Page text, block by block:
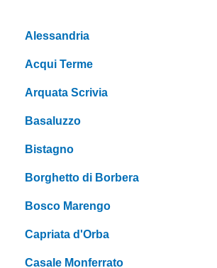
Alessandria
Acqui Terme
Arquata Scrivia
Basaluzzo
Bistagno
Borghetto di Borbera
Bosco Marengo
Capriata d'Orba
Casale Monferrato